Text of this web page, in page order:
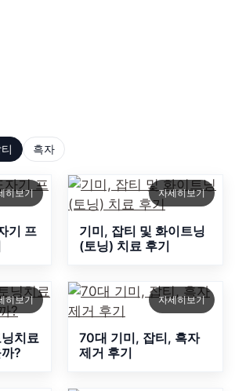
흑자
히보기
기 프
자세히보기
기미, 잡티 및 화이트닝
(토닝) 치료 후기
히보기
치료
?
자세히보기
70대 기미, 잡티, 흑자
제거 후기